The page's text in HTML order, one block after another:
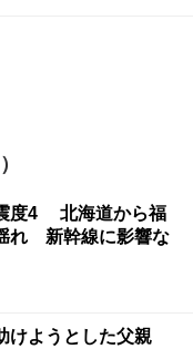
度4 北海道から福
れ 新幹線に影響な
けようとした父親